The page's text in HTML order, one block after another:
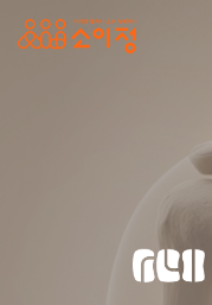
본문바로가기
두드림정형